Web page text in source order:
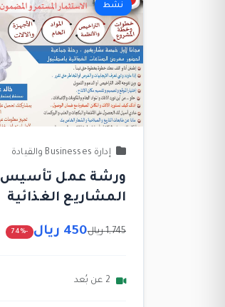
نشط
إدارة Businesses والقيادة
ورشة عمل تأسيس
المشاريع الغذائية
1,745 ريال 450 ريال -74%
2 عن بُعد